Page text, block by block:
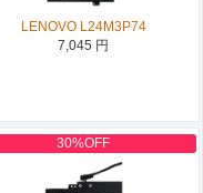
LENOVO L24M3P74
7,045 円
30%OFF